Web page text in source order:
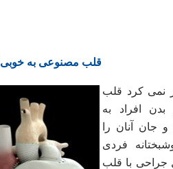
قلب مصنوعی به خوبی
نمی کرد قلب
افراد به
جان آنان را
فردی
با قلب